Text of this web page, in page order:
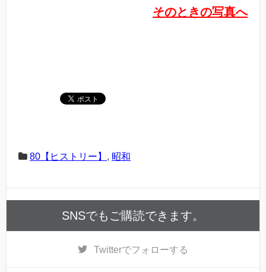
そのときの写真へ
80【ヒストリー】 , 昭和
SNSでもご購読できます。
Twitterでフォローする